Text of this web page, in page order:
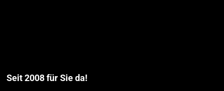
Seit 2008 für Sie da!